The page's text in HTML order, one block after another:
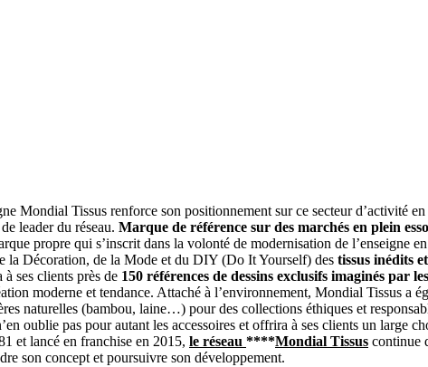
Mondial Tissus renforce son positionnement sur ce secteur d’activité
leader du réseau. Marque de référence sur des marchés en plein
propre qui s’inscrit dans la volonté de modernisation de l’enseigne
la Décoration, de la Mode et du DIY (Do It Yourself) des tissus inédits
ses clients près de 150 références de dessins exclusifs imaginés par
moderne et tendance. Attaché à l’environnement, Mondial Tissus a
naturelles (bambou, laine…) pour des collections éthiques et
oublie pas pour autant les accessoires et offrira à ses clients un large
et lancé en franchise en 2015, le réseau ****Mondial Tissus continue
son concept et poursuivre son développement.